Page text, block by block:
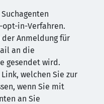
in-Verfahren.
der Anmeldung für
an die
gesendet wird.
welchen Sie zur
wenn Sie mit
an Sie